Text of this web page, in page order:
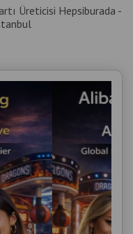
Üreticisi Hepsiburada -